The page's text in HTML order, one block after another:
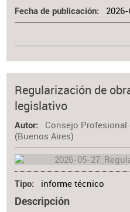
Fecha de publicación
Regularización de
legislativo
Autor
Consejo
(Buenos Aires)
Tipo informe técnico
Descripción